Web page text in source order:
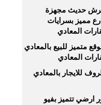
حديث مجهزة
مميز بسرايات
المعادي
متميز للبيع بالمعادي
المعادي
للايجار بالمعادي
ارضي تتميز بفيو